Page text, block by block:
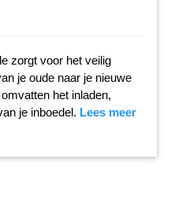
zorgt voor het veilig
je oude naar je nieuwe
het inladen,
je inboedel. Lees meer